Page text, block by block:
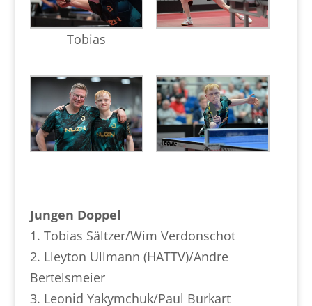
Tobias
Jungen Doppel
1. Tobias Sältzer/Wim Verdonschot
2. Lleyton Ullmann (HATTV)/Andre
Bertelsmeier
3. Leonid Yakymchuk/Paul Burkart